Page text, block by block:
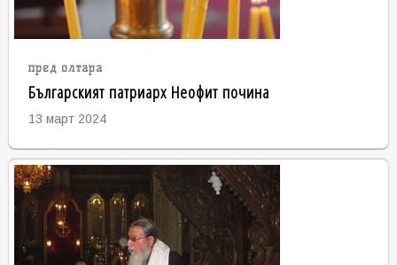
пред олтара
Българският патриарх Неофит почина
13 март 2024